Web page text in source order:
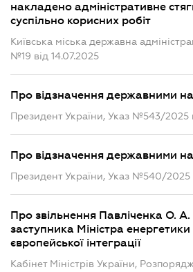
накладено адміністративне
суспільно корисних робіт
Київська міська державна
№19 від 14.07.2025
Про відзначення державними
Президент України, Указ №543/2025
Про відзначення державними
Президент України, Указ №540/2025
Про звільнення Павліченка О.
заступника Міністра
європейської інтеграції
Кабінет Міністрів України,